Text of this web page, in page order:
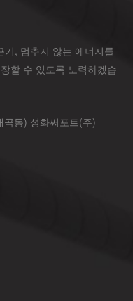
기, 멈추지 않는 에너지를
할 수 있도록 노력하겠습
동) 성화써포트(주)